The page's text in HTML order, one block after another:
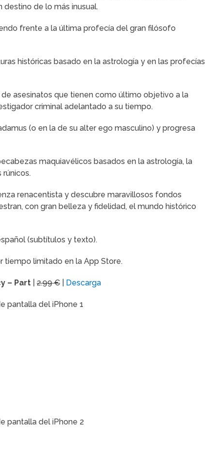
destino de lo más inusual.
frente a la última profecía del gran filósofo
históricas basado en la astrología y en las profecías
asesinatos que tienen como último objetivo a la
criminal adelantado a su tiempo.
(o en la de su alter ego masculino) y progresa
maquiavélicos basados en la astrología, la
rúnicos.
renacentista y descubre maravillosos fondos
con gran belleza y fidelidad, el mundo histórico
(subtítulos y texto).
tiempo limitado en la App Store.
– Part 2.99 € Descarga